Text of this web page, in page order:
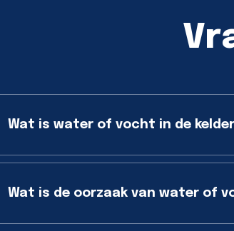
Wat is water of vocht in de
Wat is de oorzaak van water of